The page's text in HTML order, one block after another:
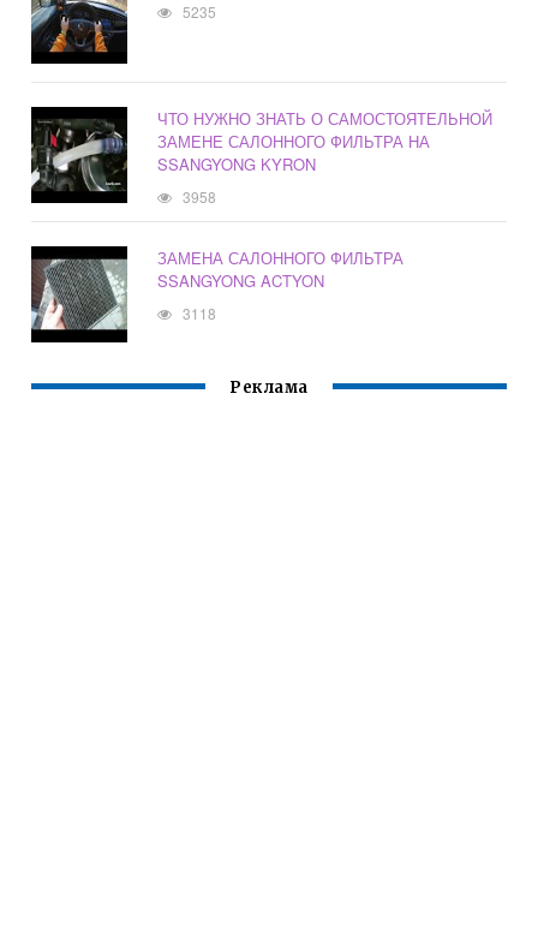
5235
ЧТО НУЖНО ЗНАТЬ О САМОСТОЯТЕЛЬНОЙ
ЗАМЕНЕ САЛОННОГО ФИЛЬТРА НА
SSANGYONG KYRON
3958
ЗАМЕНА САЛОННОГО ФИЛЬТРА
SSANGYONG ACTYON
3118
Реклама